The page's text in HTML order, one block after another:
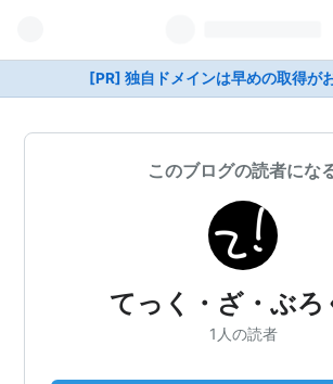
[PR] 独自ドメインは早めの取得が
このブログの読者にな
てっく・ざ・ぶろ
1人の読者